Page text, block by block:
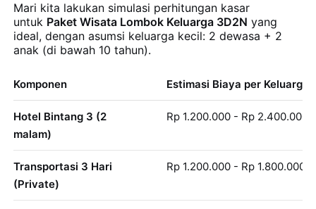
Mari kita lakukan simulasi perhitungan kasar
untuk Paket Wisata Lombok Keluarga 3D2N yang
ideal, dengan asumsi keluarga kecil: 2 dewasa + 2
anak (di bawah 10 tahun).
Komponen Estimasi Biaya per Keluarga
Hotel Bintang 3 (2
malam)
Rp 1.200.000 - Rp 2.400.000
Transportasi 3 Hari
(Private)
Rp 1.200.000 - Rp 1.800.000